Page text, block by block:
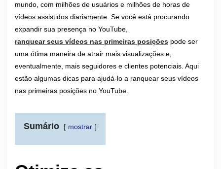
mundo, com milhões de usuários e milhões de horas de
vídeos assistidos diariamente. Se você está procurando
expandir sua presença no YouTube,
ranquear seus vídeos nas primeiras posições pode ser
uma ótima maneira de atrair mais visualizações e,
eventualmente, mais seguidores e clientes potenciais. Aqui
estão algumas dicas para ajudá-lo a ranquear seus vídeos
nas primeiras posições no YouTube.
Sumário mostrar